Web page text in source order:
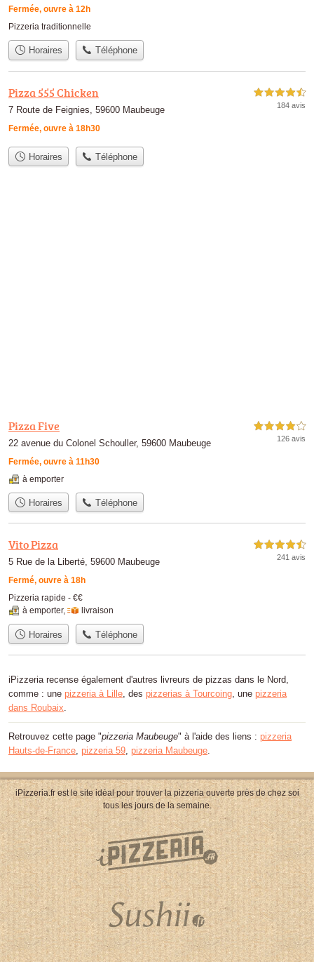
Fermée, ouvre à 12h
Pizzeria traditionnelle
Horaires Téléphone
Pizza 555 Chicken
7 Route de Feignies, 59600 Maubeuge
Fermée, ouvre à 18h30
4,5 étoiles sur 5
184 avis
Horaires Téléphone
Pizza Five
22 avenue du Colonel Schouller, 59600 Maubeuge
Fermée, ouvre à 11h30
4,0 étoiles sur 5
126 avis
à emporter
Horaires Téléphone
Vito Pizza
5 Rue de la Liberté, 59600 Maubeuge
Fermé, ouvre à 18h
4,5 étoiles sur 5
241 avis
Pizzeria rapide - €€
à emporter, livraison
Horaires Téléphone
iPizzeria recense également d'autres livreurs de pizzas dans le Nord,
comme : une pizzeria à Lille , des pizzerias à Tourcoing , une pizzeria
dans Roubaix
Retrouvez cette page "pizzeria Maubeuge" à l'aide des liens : pizzeria
Hauts-de-France pizzeria 59 pizzeria Maubeuge
iPizzeria.fr est le site idéal pour trouver la pizzeria ouverte près de chez soi
tous les jours de la semaine.